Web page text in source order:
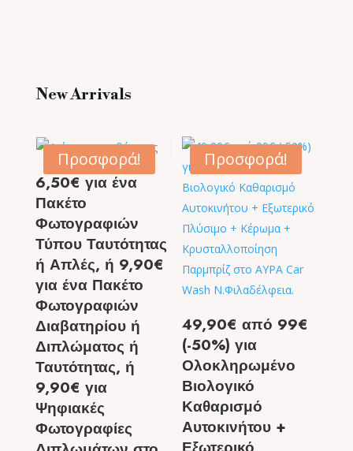
New Arrivals
Προσφορά!
6,50€ για ένα
Πακέτο
Φωτογραφιών
Τύπου Ταυτότητας
ή Απλές, ή 9,90€
για ένα Πακέτο
Φωτογραφιών
Διαβατηρίου ή
Διπλώματος ή
Ταυτότητας, ή
9,90€ για
Ψηφιακές
Φωτογραφίες
Προσφορά!
49,90€ από 99€
(-50%) για
Ολοκληρωμένο
Βιολογικό
Καθαρισμό
Αυτοκινήτου +